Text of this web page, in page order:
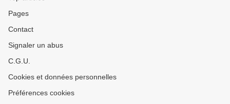
Pages
Contact
Signaler un abus
C.G.U.
Cookies et données personnelles
Préférences cookies